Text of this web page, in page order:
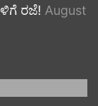
ರಜೆ! August